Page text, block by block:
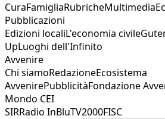
CuraFamigliaRubricheMultimedia
Pubblicazioni
Edizioni localiL'economia civile
UpLuoghi dell'Infinito
Avvenire
Chi siamoRedazioneEcosistema
AvvenirePubblicitàFondazione
Mondo CEI
SIRRadio InBluTV2000FISC